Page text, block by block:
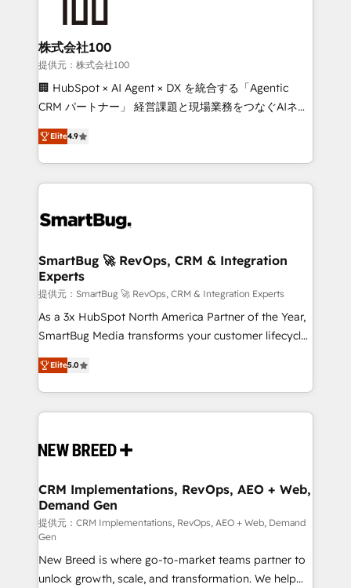
and build AI-powered workflows that drive adoption
from week one, in your time zone. What we do ➤
Onboarding: Live in weeks, with workflows built
around your business, not a template. ➤ Migration:
Move from any legacy CRM. Zero downtime, full data
run your revenue process. Sales, marketing, and
service wired together. ➤ AI and Integrations: Layer
tune-ups, feature rollouts, adoption coaching. Buying
HubSpot, switching to it, or reviving a stale portal?
We are built for the work.
株式会社100
提供元：株式会社100
🏢 HubSpot × AI Agent × DX を統合する「Agentic
CRM パートナー」 経営課題と現場業務をつなぐAIネイ
ティブ・エージェンシーとして、HubSpot Eliteの実装
力で顧客フロント業務を再設計します。 💡 100inc は何
をする会社か？ HubSpotを共通基盤に、AIエージェン
トを組み込んだ顧客フロント業務（マーケティング・営
ィブ・エージェンシーです。事業部・グループ会社・部
を、CRMを軸とした全社共通基盤に再構築します。意
思決定者・PMO・現場担当者に並走します。 1️⃣
HubSpot導入・活用支援 顧客データの一元化から、
GTMの見える化・自動化まで。全Hub統合運用、デー
タ品質設計、グループ横断のCRM統合に対応します。
の一部をAIが自律実行する組織への移行を設計・実装。
Breeze・Claude等をHubSpotと連携させ、役割定義・
革を、構想から実装・定着までPMOとして主導。「設
の統合・浸透・変革管理を実行します。 ▸ CMS戦略設
計・構築：リード獲得・CVR・SEOを前提にした情報設
計・導線設計・テンプレート設計をContent Hubで一体
提供。 ▸ 既存CRM・MAからの移行支援：Salesforce・
Marketo・Pardot等からの移行、カスタム設計、履歴
データ移行と活用設計まで。 ▸ AEO対応：ChatGPT・
Elite4.9
SmartBug 🚀 RevOps, CRM & Integration
Experts
提供元：SmartBug 🚀 RevOps, CRM & Integration Experts
As a 3x HubSpot North America Partner of the Year,
SmartBug Media transforms your customer lifecycle
into a revenue engine. Our unified ecosystem
includes specialized divisions Globalia (AI &
Software) and Point Success Media (Paid Media),
making this the official home for all three brands. 🔄
and system integrations powered by Globalia’s
trainers to drive platform adoption. 📈 Revenue
Generation - Full-funnel marketing and high-
performance advertising via Point Success Media. -
Expert deployment of Breeze AI and custom agents
to automate growth. 🏆 Elite Excellence - 8 platform
accreditations and deep HIPAA-compliance
Elite5.0
CRM Implementations, RevOps, AEO + Web,
Demand Gen
提供元：CRM Implementations, RevOps, AEO + Web, Demand
Gen
New Breed is where go-to-market teams partner to
unlock growth, scale, and transformation. We help